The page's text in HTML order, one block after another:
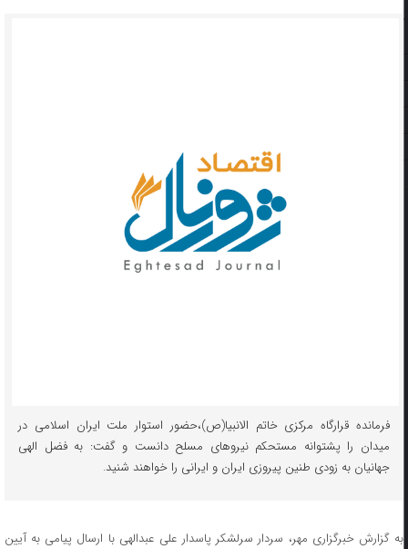
فرمانده قرارگاه مرکزی خاتم الانبیا(ص)،حضور استوار ملت ایران اسلامی در
میدان را پشتوانه مستحکم نیروهای مسلح دانست و گفت: به فضل الهی
جهانیان به زودی طنین پیروزی ایران و ایرانی را خواهند شنید.
به گزارش خبرگزاری مهر، سردار سرلشکر پاسدار علی عبدالهی با ارسال پیامی به آیین